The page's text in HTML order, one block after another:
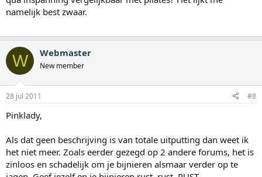
namelijk best zwaar.
W Webmaster
New member
28 jul 2011 #8
Pinklady,
Als dat geen beschrijving is van totale uitputting dan weet ik
het niet meer. Zoals eerder gezegd op 2 andere forums, het is
zinloos en schadelijk om je bijnieren alsmaar verder op te